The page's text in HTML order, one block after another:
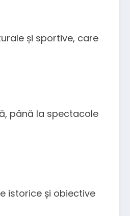
și sportive, care
până la spectacole
istorice și obiective